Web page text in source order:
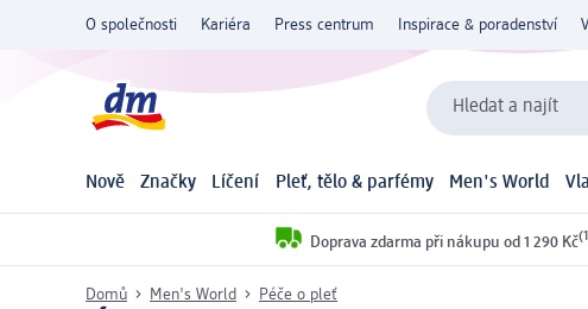
O společnosti Kariéra Press centrum Inspirace & poradenství
Hledat a najít
Nově Značky Líčení Pleť, tělo & parfémy Men's World
Doprava zdarma při nákupu od 1 290 Kč
Domů Men's World Péče o pleť